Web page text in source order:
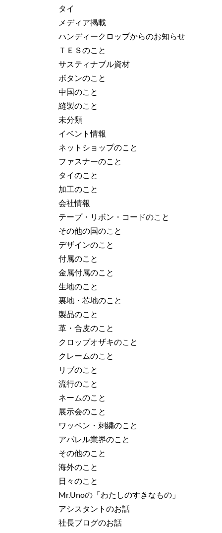
タイ
メディア掲載
ハンディークロップからのお知らせ
ＴＥＳのこと
サスティナブル資材
ボタンのこと
中国のこと
縫製のこと
未分類
イベント情報
ネットショップのこと
ファスナーのこと
タイのこと
加工のこと
会社情報
テープ・リボン・コードのこと
その他の国のこと
デザインのこと
付属のこと
金属付属のこと
生地のこと
裏地・芯地のこと
製品のこと
革・合皮のこと
クロップオザキのこと
クレームのこと
リブのこと
流行のこと
ネームのこと
展示会のこと
ワッペン・刺繍のこと
アパレル業界のこと
その他のこと
海外のこと
日々のこと
Mr.Unoの「わたしのすきなもの」
アシスタントのお話
社長ブログのお話